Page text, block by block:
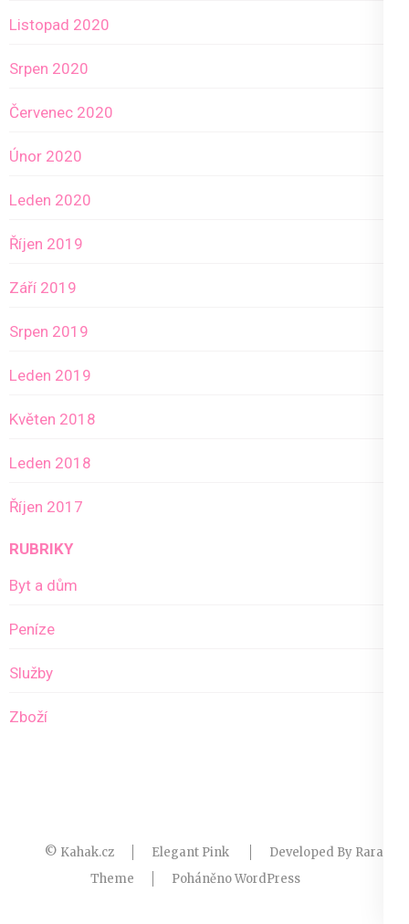
Listopad 2020
Srpen 2020
Červenec 2020
Únor 2020
Leden 2020
Říjen 2019
Září 2019
Srpen 2019
Leden 2019
Květen 2018
Leden 2018
Říjen 2017
RUBRIKY
Byt a dům
Peníze
Služby
Zboží
© Kahak.cz Elegant Pink Developed By Rara
Theme
PoháněnoWordPress